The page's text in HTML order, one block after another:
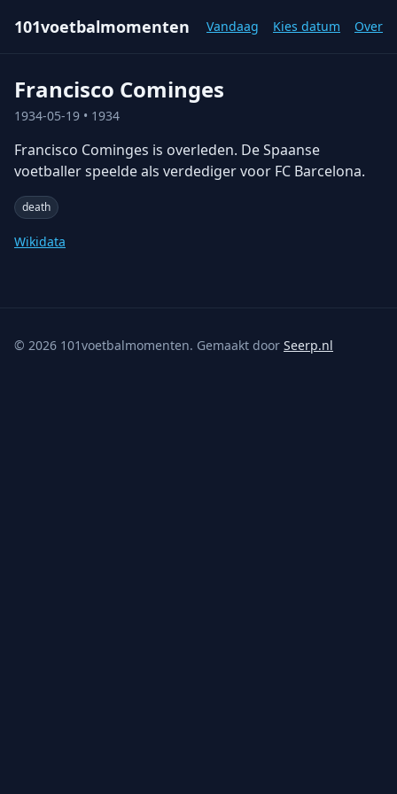
101voetbalmomenten Vandaag Kies datum Over
Francisco Cominges
1934-05-19 • 1934
Francisco Cominges is overleden. De Spaanse
voetballer speelde als verdediger voor FC Barcelona.
death
Wikidata
© 2026 101voetbalmomenten. Gemaakt door Seerp.nl